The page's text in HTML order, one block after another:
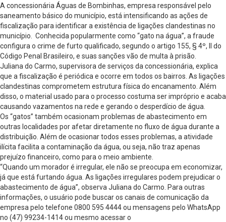
A concessionária Águas de Bombinhas, empresa responsável pelo
saneamento básico do município, está intensificando as ações de
fiscalização para identificar a existência de ligações clandestinas no
município. Conhecida popularmente como “gato na água”, a fraude
configura o crime de furto qualificado, segundo o artigo 155, § 4º, II do
Código Penal Brasileiro, e suas sanções vão de multa à prisão.
Juliana do Carmo, supervisora de serviços da concessionária, explica
que a fiscalização é periódica e ocorre em todos os bairros. As ligações
clandestinas comprometem estrutura física do encanamento. Além
disso, o material usado para o processo costuma ser impróprio e acaba
causando vazamentos na rede e gerando o desperdício de água.
Os “gatos” também ocasionam problemas de abastecimento em
outras localidades por afetar diretamente no fluxo de água durante a
distribuição. Além de ocasionar todos esses problemas, a atividade
ilícita facilita a contaminação da água, ou seja, não traz apenas
prejuízo financeiro, como para o meio ambiente.
“Quando um morador é irregular, ele não se preocupa em economizar,
já que está furtando água. As ligações irregulares podem prejudicar o
abastecimento de água”, observa Juliana do Carmo. Para outras
informações, o usuário pode buscar os canais de comunicação da
empresa pelo telefone 0800 595 4444 ou mensagens pelo WhatsApp
no (47) 99234-1414 ou mesmo acessar o